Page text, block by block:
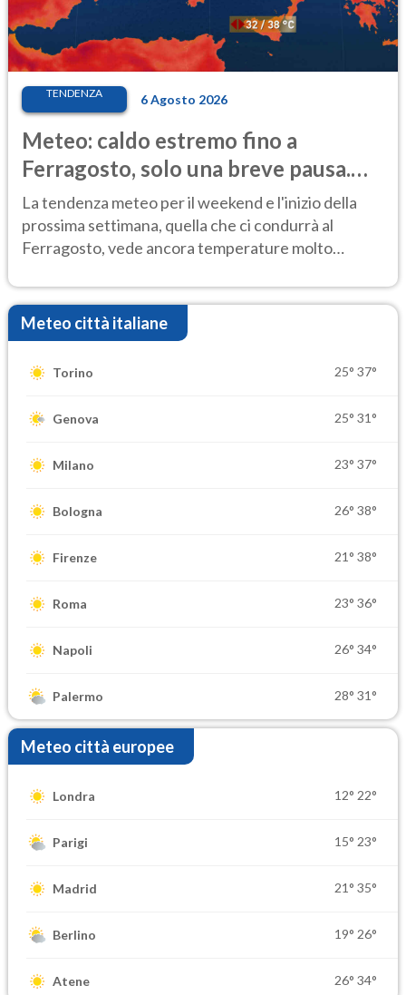
TENDENZA 6 Agosto 2026
Meteo: caldo estremo fino a
Ferragosto, solo una breve pausa.
Ecco dove
La tendenza meteo per il weekend e l'inizio della
prossima settimana, quella che ci condurrà al
Ferragosto, vede ancora temperature molto
Meteo città italiane
Torino 25° 37°
Genova 25° 31°
Milano 23° 37°
Bologna 26° 38°
Firenze 21° 38°
Roma 23° 36°
Napoli 26° 34°
Palermo 28° 31°
Meteo città europee
Londra 12° 22°
Parigi 15° 23°
Madrid 21° 35°
Berlino 19° 26°
Atene 26° 34°